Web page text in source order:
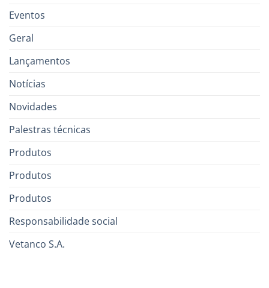
Eventos
Geral
Lançamentos
Notícias
Novidades
Palestras técnicas
Produtos
Produtos
Produtos
Responsabilidade social
Vetanco S.A.